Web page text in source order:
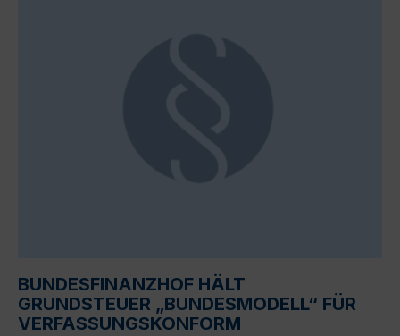
BUNDESFINANZHOF HÄLT
GRUNDSTEUER „BUNDESMODELL“ FÜR
VERFASSUNGSKONFORM